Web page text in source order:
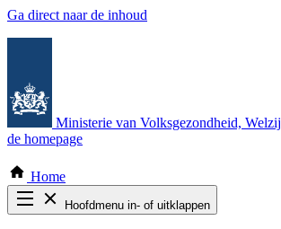
Ga direct naar de inhoud
Ministerie van Volksgezondheid,
de homepage
Home
Hoofdmenu in- of uitklappen